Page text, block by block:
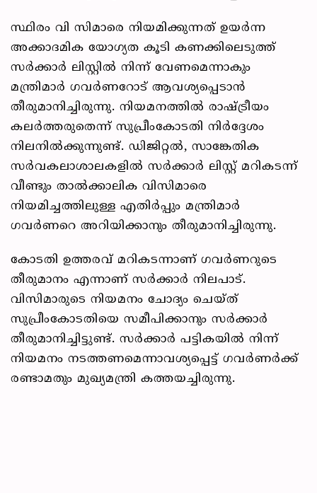
സ്ഥിരം വി സിമാരെ നിയമിക്കുന്നത് ഉയർന്ന
അക്കാദമിക യോഗ്യത കൂടി കണക്കിലെടുത്ത്
സർക്കാർ ലിസ്റ്റിൽ നിന്ന് വേണമെന്നാകും
മന്ത്രിമാർ ഗവർണറോട് ആവശ്യപ്പെടാൻ
തീരുമാനിച്ചിരുന്നു. നിയമനത്തിൽ രാഷ്ട്രീയം
കലർത്തരുതെന്ന് സുപ്രീംകോടതി നിർദ്ദേശം
നിലനിൽക്കുന്നുണ്ട്. ഡിജിറ്റൽ, സാങ്കേതിക
സർവകലാശാലകളിൽ സർക്കാർ ലിസ്റ്റ് മറികടന്ന്
വീണ്ടും താൽക്കാലിക വിസിമാരെ
നിയമിച്ചത്തിലുള്ള എതിർപ്പും മന്ത്രിമാർ
ഗവർണറെ അറിയിക്കാനും തീരുമാനിച്ചിരുന്നു.
കോടതി ഉത്തരവ് മറികടന്നാണ് ഗവർണറുടെ
തീരുമാനം എന്നാണ് സർക്കാർ നിലപാട്.
വിസിമാരുടെ നിയമനം ചോദ്യം ചെയ്ത്
സുപ്രീംകോടതിയെ സമീപിക്കാനും സർക്കാർ
തീരുമാനിച്ചിട്ടുണ്ട്. സർക്കാർ പട്ടികയിൽ നിന്ന്
നിയമനം നടത്തണമെന്നാവശ്യപ്പെട്ട് ഗവർണർക്ക്
രണ്ടാമതും മുഖ്യമന്ത്രി കത്തയച്ചിരുന്നു.